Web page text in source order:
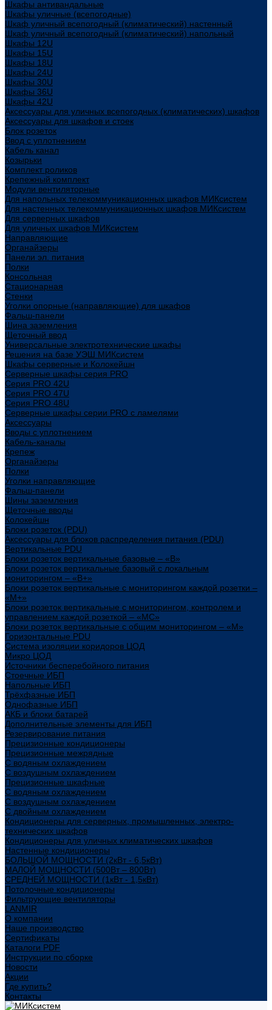
Шкафы антивандальные
Шкафы уличные (всепогодные)
Шкаф уличный всепогодный (климатический) настенный
Шкаф уличный всепогодный (климатический) напольный
Шкафы 12U
Шкафы 15U
Шкафы 18U
Шкафы 24U
Шкафы 30U
Шкафы 36U
Шкафы 42U
Аксессуары для уличных всепогодных (климатических) шкафов
Аксессуары для шкафов и стоек
Блок розеток
Ввод с уплотнением
Кабель канал
Козырьки
Комплект роликов
Крепежный комплект
Модули вентиляторные
Для напольных телекоммуникационных шкафов МИКсистем
Для настенных телекоммуникационных шкафов МИКсистем
Для серверных шкафов
Для уличных шкафов МИКсистем
Направляющие
Органайзеры
Панели эл. питания
Полки
Консольная
Стационарная
Стенки
Уголки опорные (направляющие) для шкафов
Фальш-панели
Шина заземления
Щеточный ввод
Универсальные электротехнические шкафы
Решения на базе УЭШ МИКсистем
Шкафы серверные и Колокейшн
Серверные шкафы серия PRO
Серия PRO 42U
Серия PRO 47U
Серия PRO 48U
Серверные шкафы серии PRO с ламелями
Аксессуары
Вводы с уплотнением
Кабель-каналы
Крепеж
Органайзеры
Полки
Уголки направляющие
Фальш-панели
Шины заземления
Щеточные вводы
Колокейшн
Блоки розеток (PDU)
Аксессуары для блоков распределения питания (PDU)
Вертикальные PDU
Блоки розеток вертикальные базовые – «В»
Блоки розеток вертикальные базовый с локальным
мониторингом – «В+»
Блоки розеток вертикальные с мониторингом каждой розетки –
«М+»
Блоки розеток вертикальные с мониторингом, контролем и
управлением каждой розеткой – «МС»
Блоки розеток вертикальные с общим мониторингом – «М»
Горизонтальные PDU
Система изоляции коридоров ЦОД
Микро ЦОД
Источники бесперебойного питания
Стоечные ИБП
Напольные ИБП
Трёхфазные ИБП
Однофазные ИБП
АКБ и блоки батарей
Дополнительные элементы для ИБП
Резервирование питания
Прецизионные кондиционеры
Прецизионные межрядные
С водяным охлаждением
С воздушным охлаждением
Прецизионные шкафные
С водяным охлаждением
С воздушным охлаждением
С двойным охлаждением
Кондиционеры для серверных, промышленных, электро-
технических шкафов
Кондиционеры для уличных климатических шкафов
Настенные кондиционеры
БОЛЬШОЙ МОЩНОСТИ (2кВт - 6,5кВт)
МАЛОЙ МОЩНОСТИ (500Вт – 800Вт)
СРЕДНЕЙ МОЩНОСТИ (1кВт - 1,5кВт)
Потолочные кондиционеры
Фильтрующие вентиляторы
LANMIR
О компании
Наше производство
Сертификаты
Каталоги PDF
Инструкции по сборке
Новости
Акции
Где купить?
Контакты